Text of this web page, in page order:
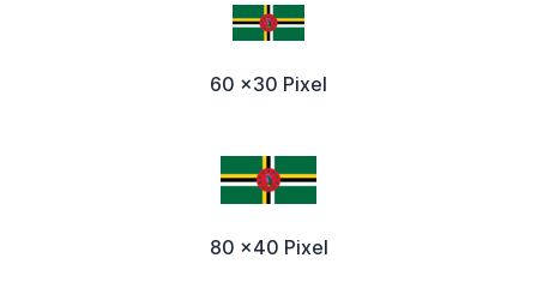
60 x30 Pixel
80 x40 Pixel